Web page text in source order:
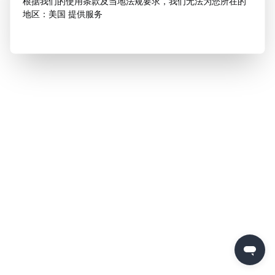
地区：美国 提供服务